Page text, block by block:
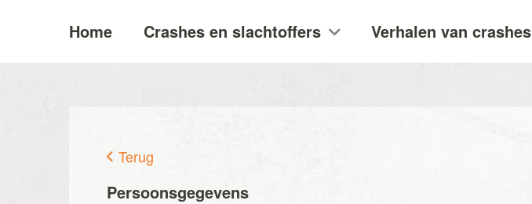
Home Crashes en slachtoffers Verhalen van crashes
Terug
Persoonsgegevens